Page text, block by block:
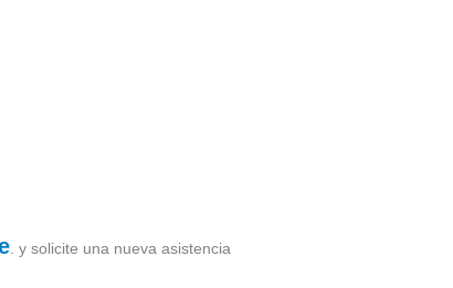
. y solicite una nueva asistencia